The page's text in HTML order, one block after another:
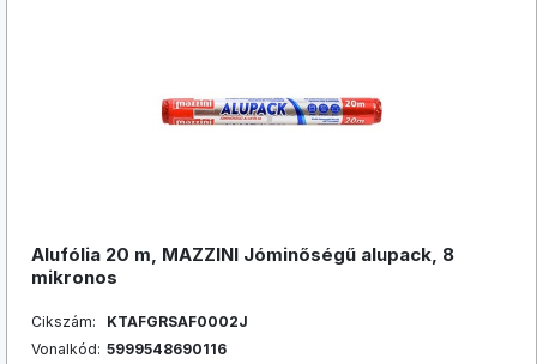
Alufólia 20 m, MAZZINI Jóminőségű alupack, 8
mikronos
Cikszám:
KTAFGRSAF0002J
Vonalkód: 5999548690116